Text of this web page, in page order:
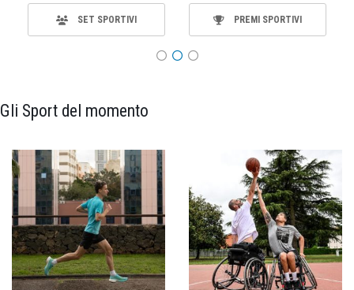
SET SPORTIVI PREMI SPORTIVI
Gli Sport del momento